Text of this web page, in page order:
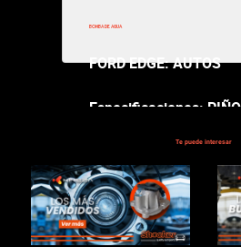
BOMBA DE AGUA
FORD EDGE: AUTOS
Especificaciones:
$247,000.00
Te puede interesar